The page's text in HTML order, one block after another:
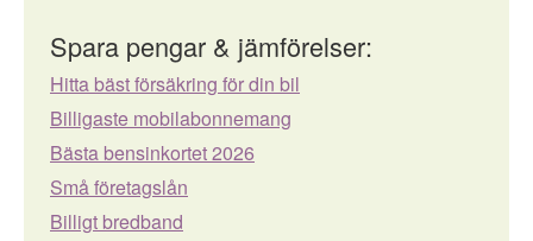
Spara pengar & jämförelser:
Hitta bäst försäkring för din bil
Billigaste mobilabonnemang
Bästa bensinkortet 2026
Små företagslån
Billigt bredband